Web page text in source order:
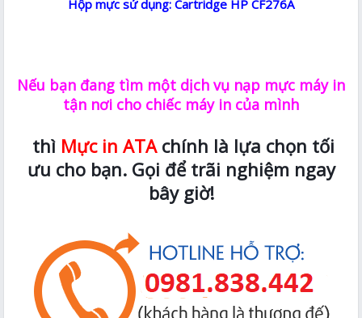
Hộp mực sử dụng: Cartridge HP CF276A
Nếu bạn đang tìm một dịch vụ nạp mực máy in
tận nơi cho chiếc máy in của mình
thì Mực in ATAchính là lựa chọn tối
ưu cho bạn. Gọi để trãi nghiệm ngay
bây giờ!